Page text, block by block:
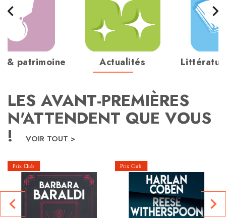
& patrimoine Actualités
navigate_before navigate_next
LES AVANT-PREMIÈRES
N'ATTENDENT QUE VOUS
! VOIR TOUT >
navigate_before navigate_next